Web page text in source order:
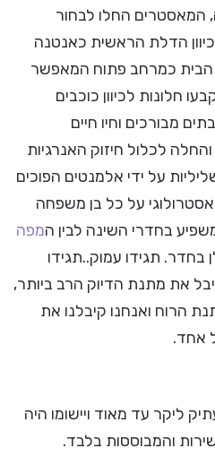
המאסטרים החלו לבחור
הדלת הראשית כאנטנה
הבית כמרחב פתוח המאפשר
חלונות לכיוון כוכבים
מבורכים וחיו חיים
לכלול חיזוק האנרגיות
על ידי אלמנטים הפוכים
על כל בן משפחה
בחדרי השינה לבין המפה
תגידו עמוק..תגידו
את מתנת הדיוק הרב ביותר,
הרוח ואנחנו קיבלנו את
אחד.
ליקר עד מאוד ויישומו היה
והמבוססות בלבד.